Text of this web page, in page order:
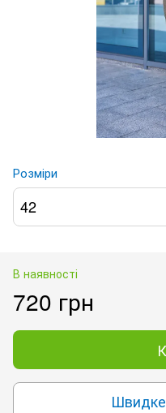
Розміри
42
В наявності
720 грн